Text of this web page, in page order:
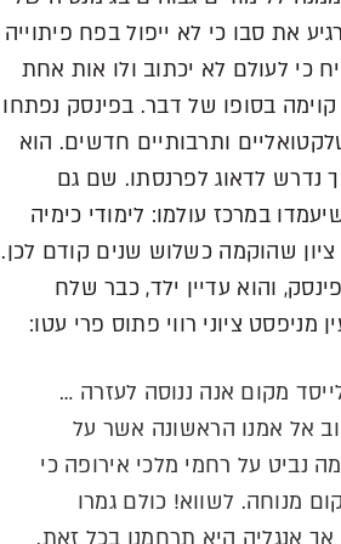
את סבו כי לא ייפול בפח פיתוייה
כי לעולם לא יכתוב ולו אות אחת
בסופו של דבר. בפינסק נפתחו
ותרבותיים חדשים. הוא
נדרש לדאוג לפרנסתו. שם גם
במרכז עולמו: לימודי כימיה
שהוקמה כשלוש שנים קודם לכן.
והוא עדיין ילד, כבר שלח
מניפסט ציוני רווי פתוס פרי עטו:
מקום אנה ננוסה לעזרה …
אל אמנו הראשונה אשר על
נביט על רחמי מלכי אירופה כי
מנוחה. לשווא! כולם גמרו
אך אנגליה היא תרחמנו בכל זאת.